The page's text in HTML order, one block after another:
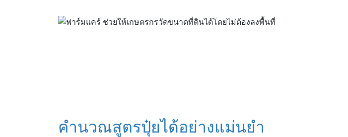
คำนวณสูตรปุ๋ยได้อย่างแม่นยำ